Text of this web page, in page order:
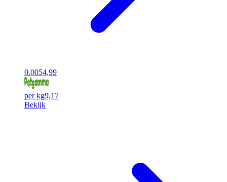
0.0054,99
per kg9,17
Bekijk